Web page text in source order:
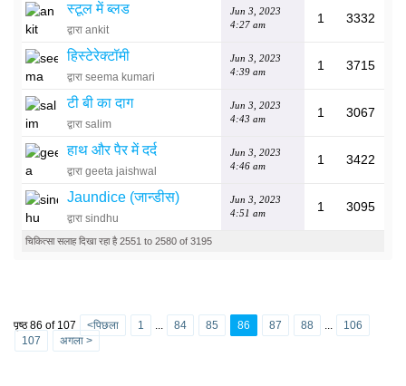
स्टूल में ब्लड
द्वारा ankit
Jun 3, 2023
4:27 am
1 3332
हिस्टेरेक्टॉमी
द्वारा seema kumari
Jun 3, 2023
4:39 am
1 3715
टी बी का दाग
द्वारा salim
Jun 3, 2023
4:43 am
1 3067
हाथ और पैर में दर्द
द्वारा geeta jaishwal
Jun 3, 2023
4:46 am
1 3422
Jaundice (जान्डीस)
द्वारा sindhu
Jun 3, 2023
4:51 am
1 3095
चिकित्सा सलाह दिखा रहा है 2551 to 2580 of 3195
पृष्ठ 86 of 107 <पिछला 1 ... 84 85 86 87 88 ...
106
107
अगला >